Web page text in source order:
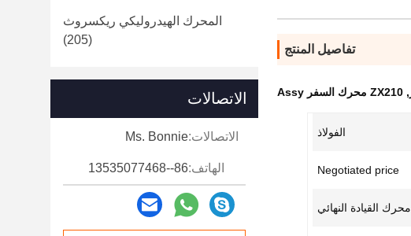
تفاصيل المنتج
, ZX210 محرك السفر Assy
الفولاذ
Negotiated price
محرك القيادة النهائي
المحرك الهيدروليكي ريكسروث
(205)
الاتصالات
الاتصالات:Ms. Bonnie
الهاتف:86--13535077468